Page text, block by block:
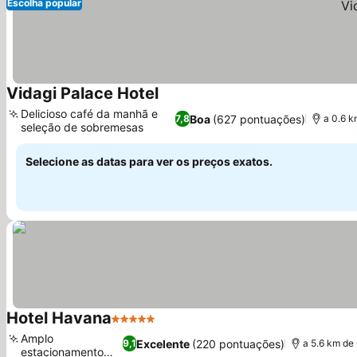
Escolha popular
Vidagi Palace Hotel
7,8Boa (627 pontuações)
Delicioso café da manhã e
seleção de sobremesas
a 0.6
Selecione as datas para ver os preços exatos.
Hotel Havana5 Estrelas
9,1Excelente (220 pontuações)
Amplo
estacionamento
a 5.6 km